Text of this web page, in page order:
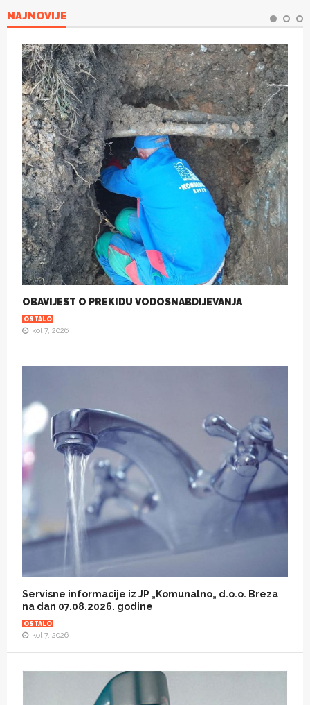
NAJNOVIJE
OBAVIJEST O PREKIDU VODOSNABDIJEVANJA
OSTALO
kol 7, 2026
Servisne informacije iz JP „Komunalno„ d.o.o. Breza
na dan 07.08.2026. godine
OSTALO
kol 7, 2026